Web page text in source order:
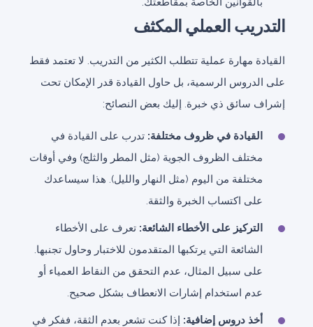
التدريب العملي المكثف
القيادة مهارة عملية تتطلب الكثير من التدريب. لا تعتمد فقط
على الدروس الرسمية، بل حاول القيادة قدر الإمكان تحت
إشراف سائق ذي خبرة. إليك بعض النصائح:
القيادة في ظروف مختلفة: تدرب على القيادة في
مختلف الظروف الجوية (مثل المطر والثلج) وفي أوقات
مختلفة من اليوم (مثل النهار والليل). هذا سيساعدك
على اكتساب الخبرة والثقة.
التركيز على الأخطاء الشائعة: تعرف على الأخطاء
الشائعة التي يرتكبها المتقدمون للاختبار وحاول تجنبها.
على سبيل المثال، عدم التحقق من النقاط العمياء أو
عدم استخدام إشارات الانعطاف بشكل صحيح.
أخذ دروس إضافية: إذا كنت تشعر بعدم الثقة، ففكر في